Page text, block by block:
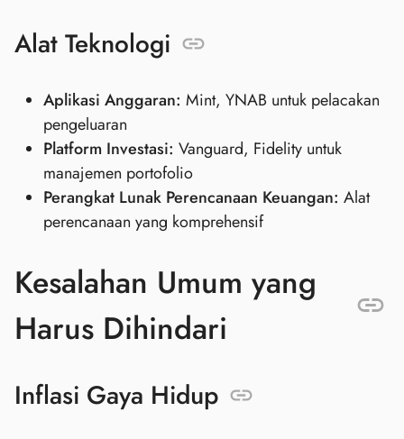
Alat Teknologi
Aplikasi Anggaran: Mint, YNAB untuk pelacakan
pengeluaran
Platform Investasi: Vanguard, Fidelity untuk
manajemen portofolio
Perangkat Lunak Perencanaan Keuangan: Alat
perencanaan yang komprehensif
Kesalahan Umum yang
Harus Dihindari
Inflasi Gaya Hidup